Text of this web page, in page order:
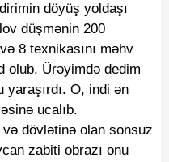
döyüş yoldaşı
düşmənin 200
8 texnikasını məhv
olub. Ürəyimdə dedim
O, indi ən
ucalıb.
dövlətinə olan sonsuz
zabiti obrazı onu